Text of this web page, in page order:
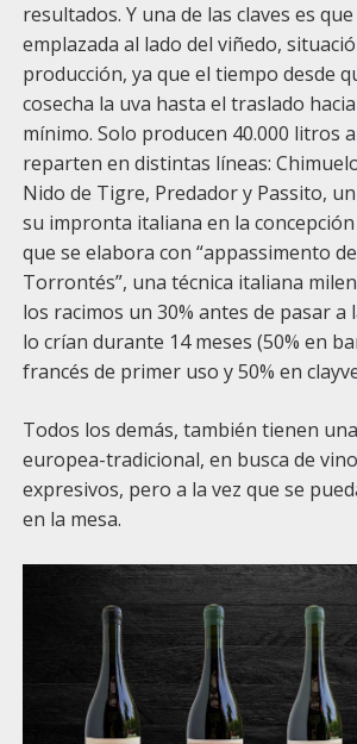
resultados. Y una de las claves es
emplazada al lado del viñedo,
producción, ya que el tiempo desde
cosecha la uva hasta el traslado
mínimo. Solo producen 40.000 litros
reparten en distintas líneas:
Nido de Tigre, Predador y Passito,
su impronta italiana en la
que se elabora con “appassimento
Torrontés”, una técnica italiana
los racimos un 30% antes de pasar a
lo crían durante 14 meses (50% en
francés de primer uso y 50% en
Todos los demás, también tienen
europea-tradicional, en busca de
expresivos, pero a la vez que se
en la mesa.